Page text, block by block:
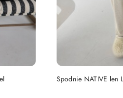
Spodnie NATIVE len